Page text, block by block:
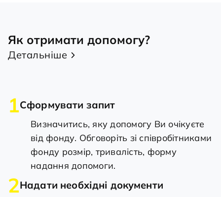
Як отримати допомогу?
Детальніше
1Сформувати запит
Визначитись, яку допомогу Ви очікуєте
від фонду. Обговоріть зі співробітниками
фонду розмір, тривалість, форму
надання допомоги.
2Надати необхідні документи